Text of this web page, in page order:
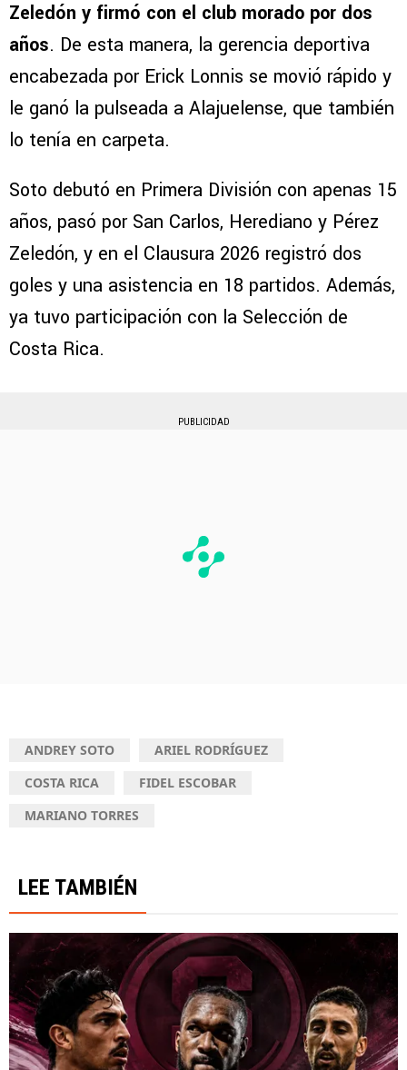
Zeledón y firmó con el club morado por dos
años. De esta manera, la gerencia deportiva
encabezada por Erick Lonnis se movió rápido y
le ganó la pulseada a Alajuelense, que también
lo tenía en carpeta.
Soto debutó en Primera División con apenas 15
años, pasó por San Carlos, Herediano y Pérez
Zeledón, y en el Clausura 2026 registró dos
goles y una asistencia en 18 partidos. Además,
ya tuvo participación con la Selección de
Costa Rica.
PUBLICIDAD
ANDREY SOTO
ARIEL RODRÍGUEZ
COSTA RICA
FIDEL ESCOBAR
MARIANO TORRES
LEE TAMBIÉN